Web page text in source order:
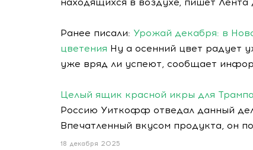
Ранее писали: Урожай декабря: в
цветения Ну а осенний цвет радует
уже вряд ли успеют, сообщает
Целый ящик красной икры для Трампа
Россию Уиткофф отведал данный
Впечатленный вкусом продукта, он
18 декабря 2025